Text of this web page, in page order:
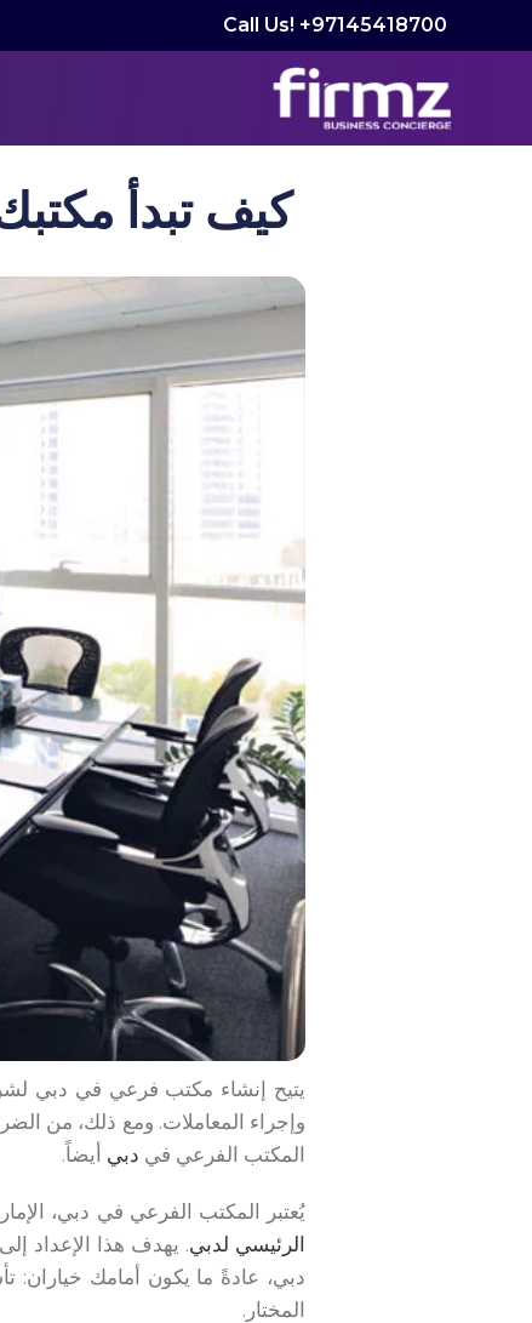
كيف تبدأ
يتيح إنشاء مكتب فرعي في دبي
وإجراء المعاملات. ومع ذلك، من
المكتب الفرعي في دبي أيضاً.
يُعتبر المكتب الفرعي في دبي،
الرئيسي لدبي. يهدف هذا الإعداد
دبي، عادةً ما يكون أمامك
المختار.